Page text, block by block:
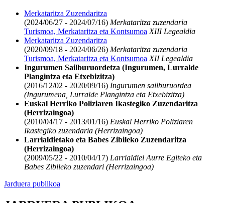
Merkataritza Zuzendaritza
(2024/06/27 - 2024/07/16) Merkataritza zuzendaria
Turismoa, Merkataritza eta Kontsumoa XIII Legealdia
Merkataritza Zuzendaritza
(2020/09/18 - 2024/06/26) Merkataritza zuzendaria
Turismoa, Merkataritza eta Kontsumoa XII Legealdia
Ingurumen Sailburuordetza (Ingurumen, Lurralde
Plangintza eta Etxebizitza)
(2016/12/02 - 2020/09/16) Ingurumen sailburuordea
(Ingurumena, Lurralde Plangintza eta Etxebizitza)
Euskal Herriko Poliziaren Ikastegiko Zuzendaritza
(Herrizaingoa)
(2010/04/17 - 2013/01/16) Euskal Herriko Poliziaren
Ikastegiko zuzendaria (Herrizaingoa)
Larrialdietako eta Babes Zibileko Zuzendaritza
(Herrizaingoa)
(2009/05/22 - 2010/04/17) Larrialdiei Aurre Egiteko eta
Babes Zibileko zuzendari (Herrizaingoa)
Jarduera publikoa